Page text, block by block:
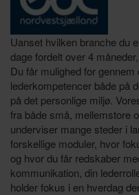
Uanset hvilken branche du
dage fordelt over 4
Du får mulighed for
lederkompetencer både på
på det personlige miljø.
fra både små, mellemstore
underviser mange steder i
forskellige moduler, hvor
og hvor du får redskaber
kommunikation, din
holder fokus i en hverdag